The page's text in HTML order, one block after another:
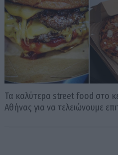
Τα καλύτερα street food στο
Αθήνας για να τελειώνουμε